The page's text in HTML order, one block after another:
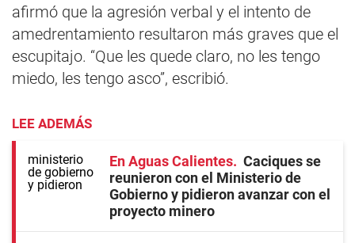
afirmó que la agresión verbal y el intento de
amedrentamiento resultaron más graves que el
escupitajo. “Que les quede claro, no les tengo
miedo, les tengo asco”, escribió.
LEE ADEMÁS
En Aguas Calientes
Caciques se
reunieron con el Ministerio de
Gobierno y pidieron avanzar con el
proyecto minero